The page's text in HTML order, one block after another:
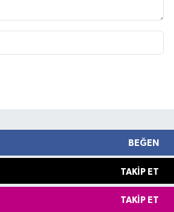
BEĞEN
TAKIP ET
TAKIP ET